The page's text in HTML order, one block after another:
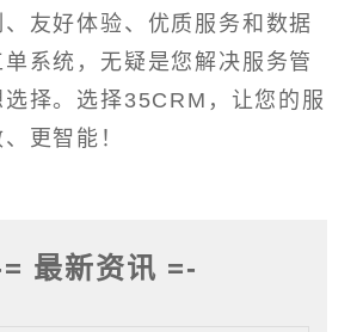
友好体验、优质服务和数据
系统，无疑是您解决服务管
择。选择35CRM，让您的服
更智能！
最新资讯 =-